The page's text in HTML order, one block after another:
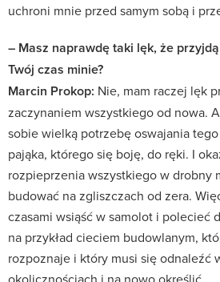
uchroni mnie przed samym sobą i
– Masz naprawdę taki lęk, że
Twój czas minie?
Marcin Prokop: Nie, mam raczej lęk
zaczynaniem wszystkiego od nowa.
sobie wielką potrzebę oswajania
pająka, którego się boję, do ręki. I
rozpieprzenia wszystkiego w drobny
budować na zgliszczach od zera.
czasami wsiąść w samolot i polecieć
na przykład cieciem budowlanym,
rozpoznaje i który musi się odnaleźć